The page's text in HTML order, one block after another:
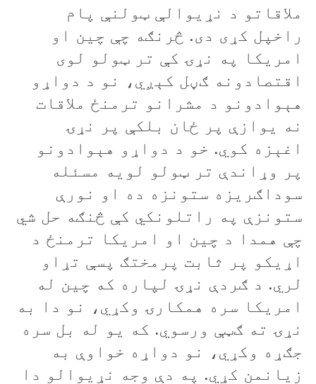
ملاقاتو د نړیوالې ټولنې پام
راخپل کړی دی. څرنګه چې چين او
امريکا په نړۍ کې تر ټولو لوی
اقتصادونه ګڼل کېږي، نو د دواړو
هېوادونو د مشرانو ترمنځ ملاقات
نه يوازې پر ځان بلکې پر نړۍ
اغېزه کوي. خو د دواړو هېوادونو
پر وړاندې تر ټولو لويه مسئله
سوداګريزه ستونزه ده او نورې
ستونزې په راتلونکي کې څنګه حل شي
چې همدا د چين او امريکا ترمنځ د
اړيکو پر ثابت پرمختګ پسې تړاو
لري. د ګردې نړۍ لپاره که چين له
امريکا سره همکارۍ وکړي، نو دا به
نړۍ ته ګټې ورسوي. که يو له بل سره
جګړه وکړي، نو دواړه خواوې به
زیانمن کړي. په دې وجه نړيوالو دا